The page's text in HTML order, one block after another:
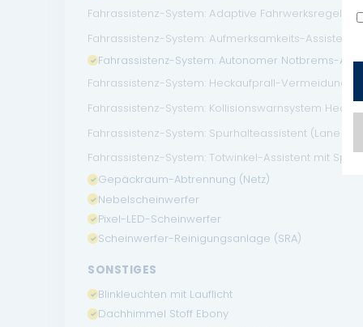
Fahrassistenz-System: Adaptive
Fahrassistenz-System: Aufmerksamkeits-Assistent,
Fahrassistenz-System: Autonomer Notbrems-
Fahrassistenz-System: Heckaufprall-Vermeidung
Fahrassistenz-System: Kollisionswarnsystem Heck
Fahrassistenz-System: Spurhalteassistent (Lane
Fahrassistenz-System: Totwinkel-Assistent mit
Gepäckraum-Abtrennung (Netz)
Nebelscheinwerfer
Pixel-LED-Scheinwerfer
Scheinwerfer-Reinigungsanlage (SRA)
SONSTIGES
Blinkleuchten mit Lauflicht
Dachhimmel Stoff Ebony